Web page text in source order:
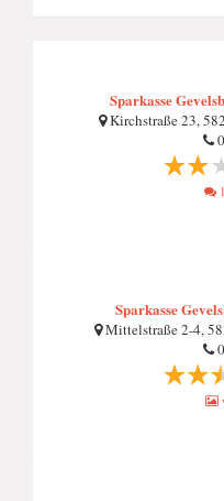
Sparkasse
Kirchstraße 23,
Sparkasse
Mittelstraße 2-4,